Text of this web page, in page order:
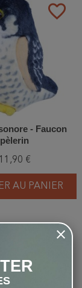
favorite_border
- Faucon
pèlerin
11,90 €
AU PANIER